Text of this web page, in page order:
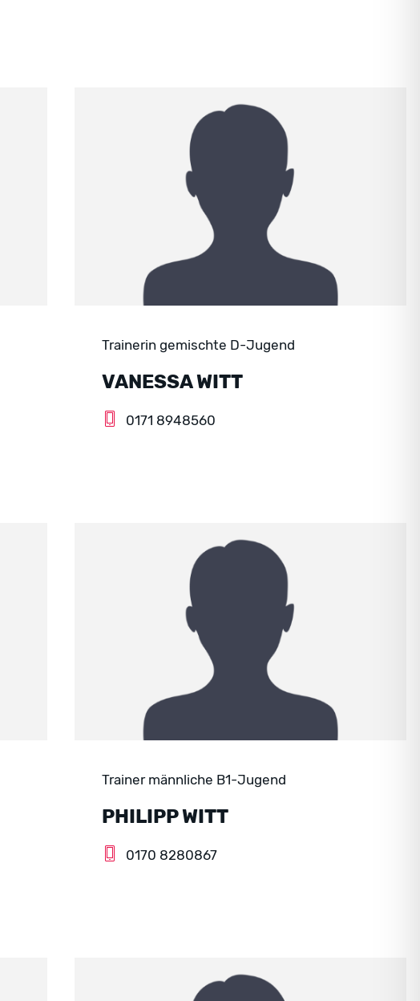
Trainerin gemischte D-Jugend
VANESSA WITT
0171 8948560
Trainer männliche B1-Jugend
PHILIPP WITT
0170 8280867